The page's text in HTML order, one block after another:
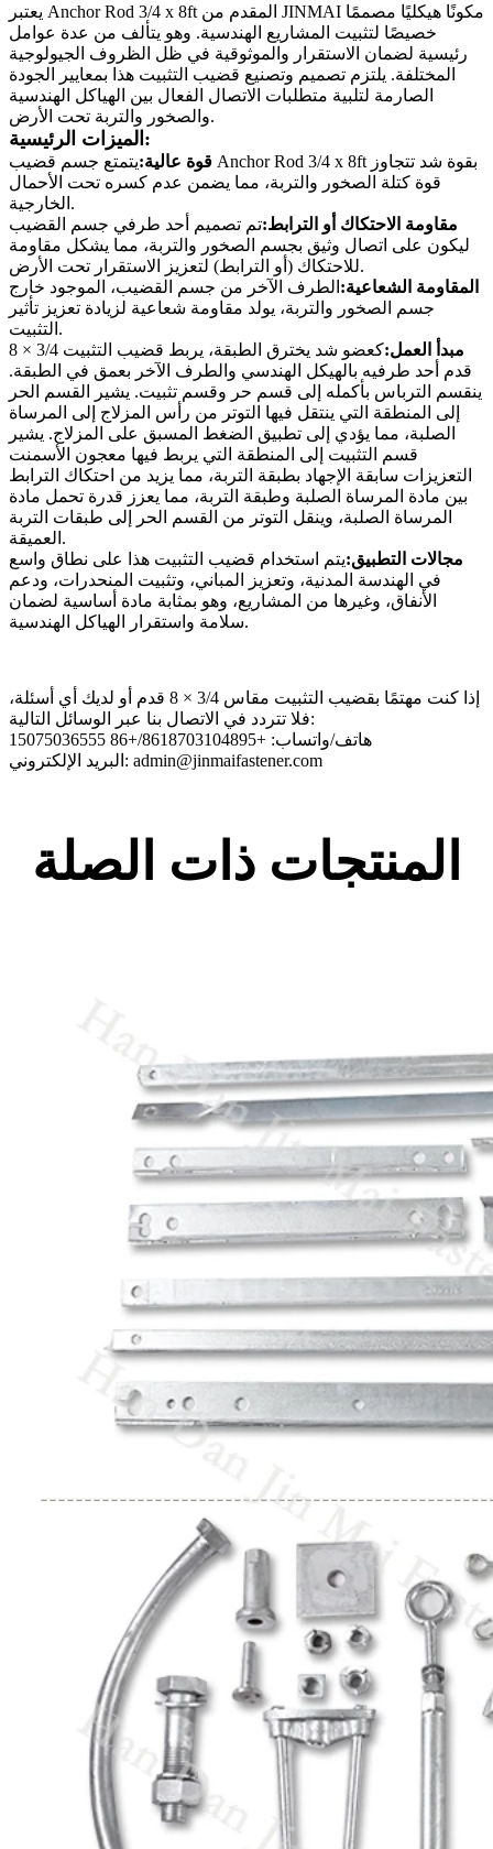
يعتبر Anchor Rod 3/4 x 8ft المقدم من JINMAI مكونًا هيكليًا مصممًا
خصيصًا لتثبيت المشاريع الهندسية. وهو يتألف من عدة عوامل
رئيسية لضمان الاستقرار والموثوقية في ظل الظروف الجيولوجية
المختلفة. يلتزم تصميم وتصنيع قضيب التثبيت هذا بمعايير الجودة
الصارمة لتلبية متطلبات الاتصال الفعال بين الهياكل الهندسية
والصخور والتربة تحت الأرض.
الميزات الرئيسية:
قوة عالية:يتمتع جسم قضيب Anchor Rod 3/4 x 8ft بقوة شد تتجاوز
قوة كتلة الصخور والتربة، مما يضمن عدم كسره تحت الأحمال
الخارجية.
مقاومة الاحتكاك أو الترابط:تم تصميم أحد طرفي جسم القضيب
ليكون على اتصال وثيق بجسم الصخور والتربة، مما يشكل مقاومة
للاحتكاك (أو الترابط) لتعزيز الاستقرار تحت الأرض.
المقاومة الشعاعية: الطرف الآخر من جسم القضيب، الموجود خارج
جسم الصخور والتربة، يولد مقاومة شعاعية لزيادة تعزيز تأثير
التثبيت.
مبدأ العمل:
كعضو شد يخترق الطبقة، يربط قضيب التثبيت 3/4 × 8
قدم أحد طرفيه بالهيكل الهندسي والطرف الآخر بعمق في الطبقة.
ينقسم الترباس بأكمله إلى قسم حر وقسم تثبيت. يشير القسم الحر
إلى المنطقة التي ينتقل فيها التوتر من رأس المزلاج إلى المرساة
الصلبة، مما يؤدي إلى تطبيق الضغط المسبق على المزلاج. يشير
قسم التثبيت إلى المنطقة التي يربط فيها معجون الأسمنت
التعزيزات سابقة الإجهاد بطبقة التربة، مما يزيد من احتكاك الترابط
بين مادة المرساة الصلبة وطبقة التربة، مما يعزز قدرة تحمل مادة
المرساة الصلبة، وينقل التوتر من القسم الحر إلى طبقات التربة
العميقة.
مجالات التطبيق:يتم استخدام قضيب التثبيت هذا على نطاق واسع
في الهندسة المدنية، وتعزيز المباني، وتثبيت المنحدرات، ودعم
الأنفاق، وغيرها من المشاريع، وهو بمثابة مادة أساسية لضمان
سلامة واستقرار الهياكل الهندسية.
إذا كنت مهتمًا بقضيب التثبيت مقاس 3/4 × 8 قدم أو لديك أي أسئلة،
فلا تتردد في الاتصال بنا عبر الوسائل التالية:
هاتف/واتساب: +8618703104895/+86 15075036555
البريد الإلكتروني: admin@jinmaifastener.com
المنتجات ذات الصلة